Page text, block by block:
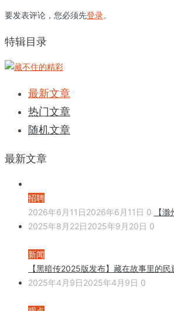
要发表评论，您必须先登录。
特辑目录
最新文章
热门文章
随机文章
最新文章
招聘
2026年6月11日2026年6月11日 0
【
2025年8月22日2025年9月20日 0
新闻
【黑暗传2025版发布】藏在故事里的民
2025年4月9日2025年4月9日 0